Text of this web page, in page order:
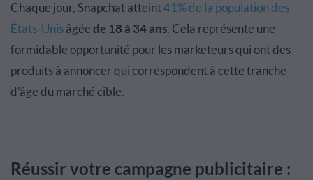
Chaque jour, Snapchat atteint41% de la population des
États-Unisâgéede 18 à 34 ans. Cela représente une
formidable opportunité pour les marketeurs qui ont des
produits à annoncer qui correspondent à cette tranche
d'âge du marché cible.
Réussir votre campagne publicitaire :